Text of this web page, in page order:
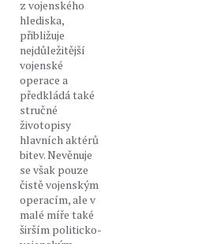
z vojenského
hlediska,
přibližuje
nejdůležitější
vojenské
operace a
předkládá také
stručné
životopisy
hlavních aktérů
bitev. Nevěnuje
se však pouze
čistě vojenským
operacím, ale v
malé míře také
širším politicko-